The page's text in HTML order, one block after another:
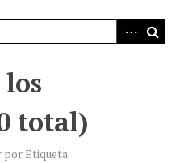
total)
por Etiqueta